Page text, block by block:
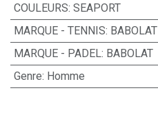
COULEURS: SEAPORT
MARQUE - TENNIS: BABOLAT
MARQUE - PADEL: BABOLAT
Genre: Homme